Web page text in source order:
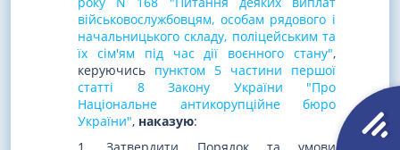
військовослужбовцям, особам рядового і
начальницького складу, поліцейським та
їх сім'ям під час дії воєнного стану",
керуючись пунктом 5 частини першої
статті 8 Закону України "Про
Національне антикорупційне бюро
України", наказую: